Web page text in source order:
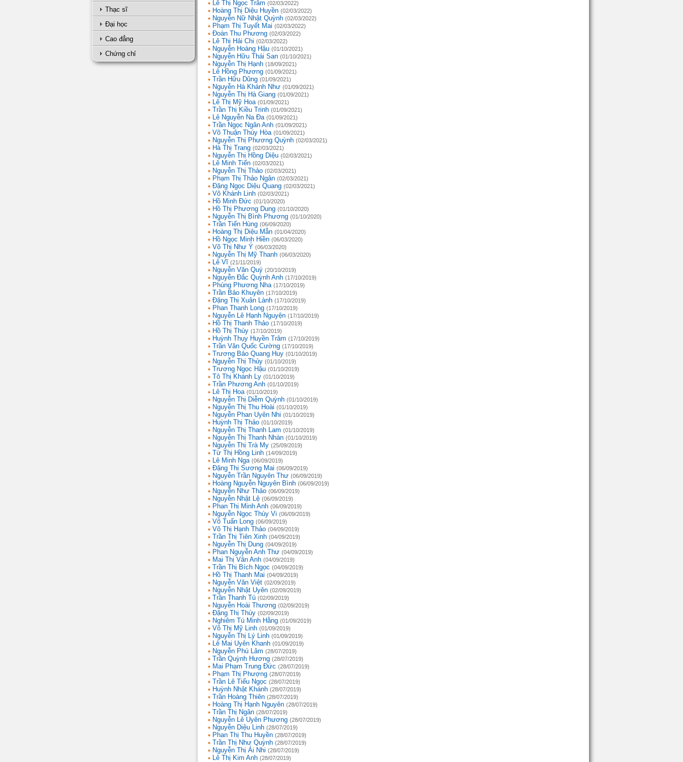
Thạc sĩ
Đại học
Cao đẳng
Chứng chỉ
Lê Thị Ngọc Trâm (02/03/2022)
Hoàng Thị Diệu Huyền (02/03/2022)
Nguyễn Nữ Nhật Quỳnh (02/03/2022)
Phạm Thị Tuyết Mai (02/03/2022)
Đoàn Thu Phương (02/03/2022)
Lê Thị Hải Chi (02/03/2022)
Nguyễn Hoàng Hậu (01/10/2021)
Nguyễn Hữu Thái San (01/10/2021)
Nguyễn Thị Hạnh (18/09/2021)
Lê Hồng Phương (01/09/2021)
Trần Hữu Dũng (01/09/2021)
Nguyễn Hà Khánh Như (01/09/2021)
Nguyễn Thị Hà Giang (01/09/2021)
Lê Thị Mỹ Hoa (01/09/2021)
Trần Thị Kiều Trinh (01/09/2021)
Lê Nguyễn Na Đa (01/09/2021)
Trần Ngọc Ngân Anh (01/09/2021)
Võ Thuận Thúy Hòa (01/09/2021)
Nguyễn Thị Phương Quỳnh (02/03/2021)
Hà Thị Trang (02/03/2021)
Nguyễn Thị Hồng Diệu (02/03/2021)
Lê Minh Tiến (02/03/2021)
Nguyễn Thị Thảo (02/03/2021)
Phạm Thị Thảo Ngân (02/03/2021)
Đặng Ngọc Diệu Quang (02/03/2021)
Võ Khánh Linh (02/03/2021)
Hồ Minh Đức (01/10/2020)
Hồ Thị Phương Dung (01/10/2020)
Nguyễn Thị Bình Phương (01/10/2020)
Trần Tiến Hùng (06/09/2020)
Hoàng Thị Diệu Mẫn (01/04/2020)
Hồ Ngọc Minh Hiền (06/03/2020)
Võ Thị Như Ý (06/03/2020)
Nguyễn Thị Mỹ Thanh (06/03/2020)
Lê Vĩ (21/11/2019)
Nguyễn Văn Quý (20/10/2019)
Nguyễn Đắc Quỳnh Anh (17/10/2019)
Phùng Phương Nha (17/10/2019)
Trần Bảo Khuyên (17/10/2019)
Đặng Thị Xuân Lành (17/10/2019)
Phan Thanh Long (17/10/2019)
Nguyễn Lê Hạnh Nguyện (17/10/2019)
Hồ Thị Thanh Thảo (17/10/2019)
Hồ Thị Thùy (17/10/2019)
Huỳnh Thụy Huyền Trâm (17/10/2019)
Trần Văn Quốc Cường (17/10/2019)
Trương Bảo Quang Huy (01/10/2019)
Nguyễn Thị Thủy (01/10/2019)
Trương Ngọc Hậu (01/10/2019)
Tô Thị Khánh Ly (01/10/2019)
Trần Phương Anh (01/10/2019)
Lê Thị Hoa (01/10/2019)
Nguyễn Thị Diễm Quỳnh (01/10/2019)
Nguyễn Thị Thu Hoài (01/10/2019)
Nguyễn Phan Uyên Nhi (01/10/2019)
Huỳnh Thị Thảo (01/10/2019)
Nguyễn Thị Thanh Lam (01/10/2019)
Nguyễn Thị Thanh Nhàn (01/10/2019)
Nguyễn Thị Trà My (25/09/2019)
Từ Thị Hồng Linh (14/09/2019)
Lê Minh Nga (06/09/2019)
Đặng Thị Sương Mai (06/09/2019)
Nguyễn Trần Nguyên Thư (06/09/2019)
Hoàng Nguyễn Nguyên Bình (06/09/2019)
Nguyễn Như Thảo (06/09/2019)
Nguyễn Nhật Lệ (06/09/2019)
Phan Thị Minh Anh (06/09/2019)
Nguyễn Ngọc Thùy Vi (06/09/2019)
Võ Tuấn Long (06/09/2019)
Võ Thị Hạnh Thảo (04/09/2019)
Trần Thị Tiên Xinh (04/09/2019)
Nguyễn Thị Dung (04/09/2019)
Phan Nguyễn Anh Thư (04/09/2019)
Mai Thị Vân Anh (04/09/2019)
Trần Thị Bích Ngọc (04/09/2019)
Hồ Thị Thanh Mai (04/09/2019)
Nguyễn Văn Việt (02/09/2019)
Nguyễn Nhật Uyên (02/09/2019)
Trần Thanh Tú (02/09/2019)
Nguyễn Hoài Thương (02/09/2019)
Đặng Thị Thúy (02/09/2019)
Nghiêm Tú Minh Hằng (01/09/2019)
Võ Thị Mỹ Linh (01/09/2019)
Nguyễn Thị Lý Linh (01/09/2019)
Lê Mai Uyên Khanh (01/09/2019)
Nguyễn Phú Lâm (28/07/2019)
Trần Quỳnh Hương (28/07/2019)
Mai Phạm Trung Đức (28/07/2019)
Phạm Thị Phượng (28/07/2019)
Trần Lê Tiểu Ngọc (28/07/2019)
Huỳnh Nhật Khánh (28/07/2019)
Trần Hoàng Thiên (28/07/2019)
Hoàng Thị Hạnh Nguyên (28/07/2019)
Trần Thị Ngân (28/07/2019)
Nguyễn Lê Uyên Phương (28/07/2019)
Nguyễn Diệu Linh (28/07/2019)
Phan Thị Thu Huyền (28/07/2019)
Trần Thị Như Quỳnh (28/07/2019)
Nguyễn Thị Ái Nhi (28/07/2019)
Lê Thị Kim Anh (28/07/2019)